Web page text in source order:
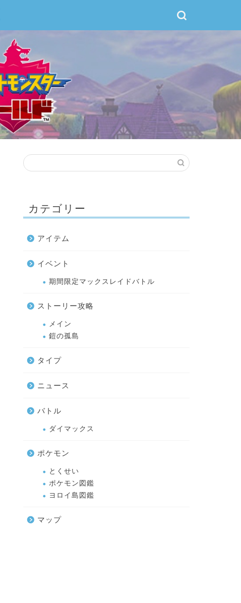
カテゴリー
アイテム
イベント
期間限定マックスレイドバトル
ストーリー攻略
メイン
鎧の孤島
タイプ
ニュース
バトル
ダイマックス
ポケモン
とくせい
ポケモン図鑑
ヨロイ島図鑑
マップ